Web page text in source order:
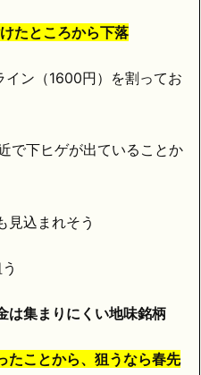
たところから下落
ン（1600円）を割ってお
で下ヒゲが出ていることか
込まれそう
は集まりにくい地味銘柄
たことから、狙うなら春先